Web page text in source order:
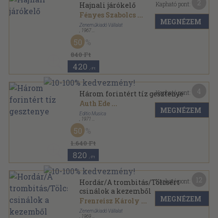
Hajnali járókelő
Fényes Szabolcs ...
Zeneműkiadó Vállalat
1967
Papír
840 Ft
50
420 ,-Ft
Kapható pont:
MEGNÉZEM
Három forintért tíz gesztenye
Auth Ede ...
Editio Musica
1971
Papír
1.640 Ft
50
820 ,-Ft
Kapható pont:
MEGNÉZEM
Hordár/A trombitás/Tölcsért
csinálok a kezemből
Frenreisz Károly ...
Zeneműkiadó Vállalat
1969
Kapható pont:
MEGNÉZEM